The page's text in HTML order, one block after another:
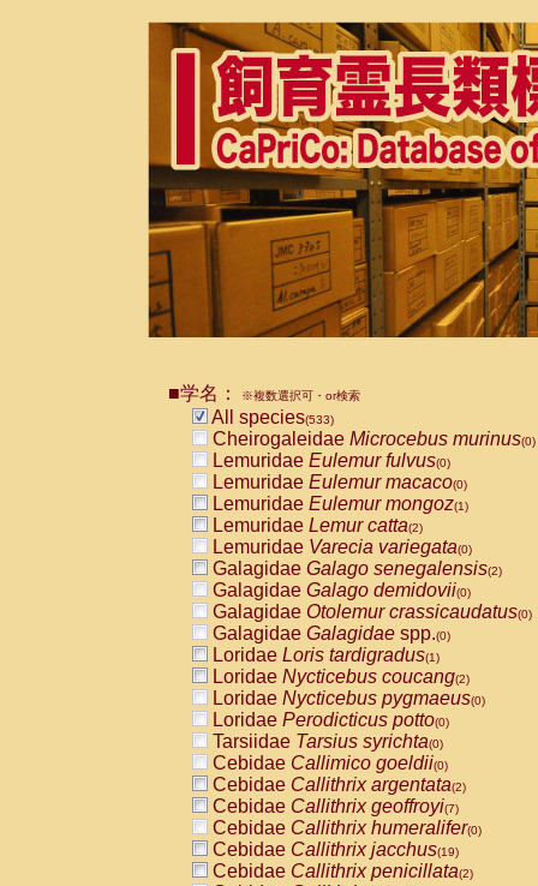
■学名： ※複数選択可・or検索
All species(533)
Cheirogaleidae Microcebus murinus(0)
Lemuridae Eulemur fulvus(0)
Lemuridae Eulemur macaco(0)
Lemuridae Eulemur mongoz(1)
Lemuridae Lemur catta(2)
Lemuridae Varecia variegata(0)
Galagidae Galago senegalensis(2)
Galagidae Galago demidovii(0)
Galagidae Otolemur crassicaudatus(0)
Galagidae Galagidae spp.(0)
Loridae Loris tardigradus(1)
Loridae Nycticebus coucang(2)
Loridae Nycticebus pygmaeus(0)
Loridae Perodicticus potto(0)
Tarsiidae Tarsius syrichta(0)
Cebidae Callimico goeldii(0)
Cebidae Callithrix argentata(2)
Cebidae Callithrix geoffroyi(7)
Cebidae Callithrix humeralifer(0)
Cebidae Callithrix jacchus(19)
Cebidae Callithrix penicillata(2)